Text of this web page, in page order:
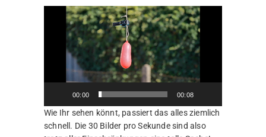
Video-
Player
00:00 00:08
Wie Ihr sehen könnt, passiert das alles ziemlich
schnell. Die 30 Bilder pro Sekunde sind also